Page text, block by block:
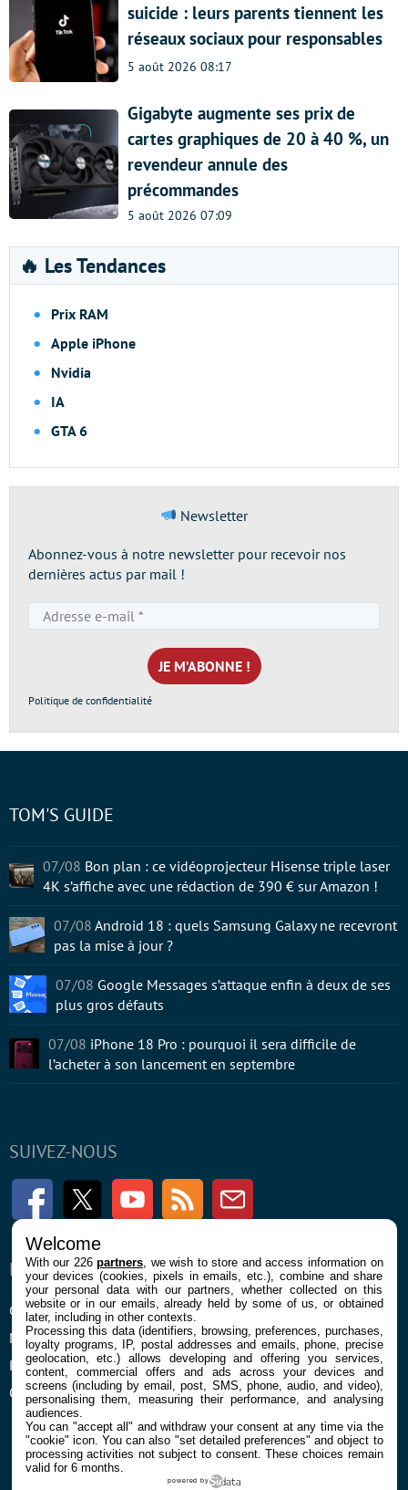
suicide : leurs parents tiennent les
réseaux sociaux pour responsables
5 août 2026 08:17
Gigabyte augmente ses prix de
cartes graphiques de 20 à 40 %, un
revendeur annule des
précommandes
5 août 2026 07:09
🔥 Les Tendances
Prix RAM
Apple iPhone
Nvidia
IA
GTA 6
Newsletter
Abonnez-vous à notre newsletter pour recevoir nos
dernières actus par mail !
e-
mail
*
Politique de confidentialité
SUIVEZ-NOUS
FacebookTwitter Youtube RSS Newsletter
ENTREPRISE
Confidentialité et Cookies
Mentions légales et CGU
Préférences Cookies
Qui sommes nous
À PROPOS
Contact
TOM'S GUIDE
07/08 Bon plan : ce vidéoprojecteur Hisense triple laser
4K s’affiche avec une rédaction de 390 € sur Amazon !
07/08 Android 18 : quels Samsung Galaxy ne recevront
pas la mise à jour ?
07/08 Google Messages s’attaque enfin à deux de ses
plus gros défauts
07/08 iPhone 18 Pro : pourquoi il sera difficile de
l’acheter à son lancement en septembre
Welcome
With our 226partners , we wish to store and access information on
your devices (cookies, pixels in emails, etc.), combine and share
your personal data with our partners, whether collected on this
website or in our emails, already held by some of us, or obtained
later, including in other contexts.
Processing this data (identifiers, browsing, preferences, purchases,
loyalty programs, IP, postal addresses and emails, phone, precise
geolocation, etc.) allows developing and offering you services,
content, commercial offers and ads across your devices and
screens (including by email, post, SMS, phone, audio, and video),
personalising them, measuring their performance, and analysing
audiences.
You can "accept all" and withdraw your consent at any time via the
"cookie" icon. You can also "set detailed preferences" and object to
processing activities not subject to consent. These choices remain
valid for 6 months.
powered by